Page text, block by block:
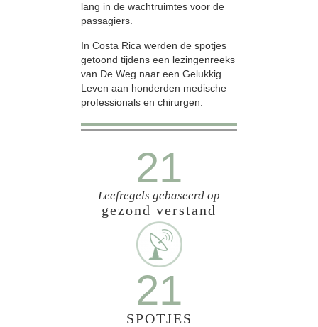
lang in de wachtruimtes voor de
passagiers.
In Costa Rica werden de spotjes
getoond tijdens een lezingenreeks
van De Weg naar een Gelukkig
Leven aan honderden medische
professionals en chirurgen.
21
Leefregels gebaseerd op
gezond verstand
21
SPOTJES